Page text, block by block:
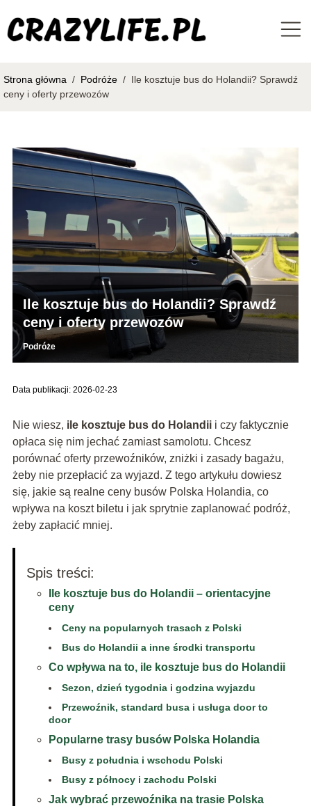
Strona główna / Podróże / Ile kosztuje bus do Holandii? Sprawdź
ceny i oferty przewozów
Ile kosztuje bus do Holandii? Sprawdź
ceny i oferty przewozów
Podróże
Data publikacji: 2026-02-23
Nie wiesz, ile kosztuje bus do Holandiii czy faktycznie
opłaca się nim jechać zamiast samolotu. Chcesz
porównać oferty przewoźników, zniżki i zasady bagażu,
żeby nie przepłacić za wyjazd. Z tego artykułu dowiesz
się, jakie są realne ceny busów Polska Holandia, co
wpływa na koszt biletu i jak sprytnie zaplanować podróż,
żeby zapłacić mniej.
Spis treści:
Ile kosztuje bus do Holandii – orientacyjne
ceny
Ceny na popularnych trasach z Polski
Bus do Holandii a inne środki transportu
Co wpływa na to, ile kosztuje bus do Holandii
Sezon, dzień tygodnia i godzina wyjazdu
Przewoźnik, standard busa i usługa door to
door
Popularne trasy busów Polska Holandia
Busy z południa i wschodu Polski
Busy z północy i zachodu Polski
Jak wybrać przewoźnika na trasie Polska